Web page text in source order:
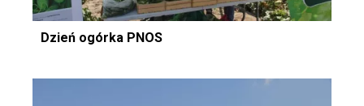
Dzień ogórka PNOS